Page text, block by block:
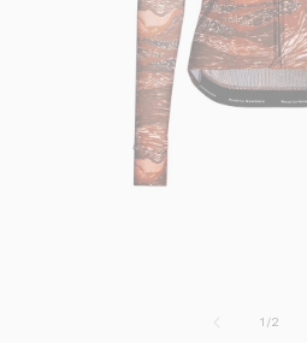
1 /de
2